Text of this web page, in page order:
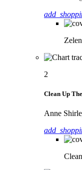
2
Clean Up
Anne